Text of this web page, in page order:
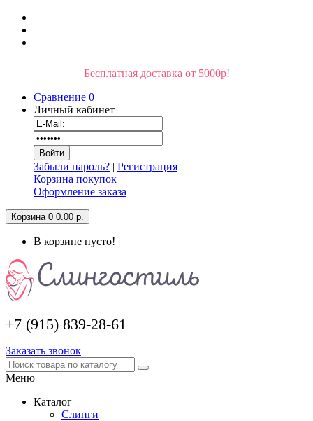
Бесплатная доставка от 5000р!
Сравнение 0
Личный кабинет
Забыли пароль? | Регистрация
Корзина покупок
Оформление заказа
Корзина 0 0.00 р.
В корзине пусто!
+7 (915) 839-28-61
Заказать звонок
Меню
Каталог
Слинги